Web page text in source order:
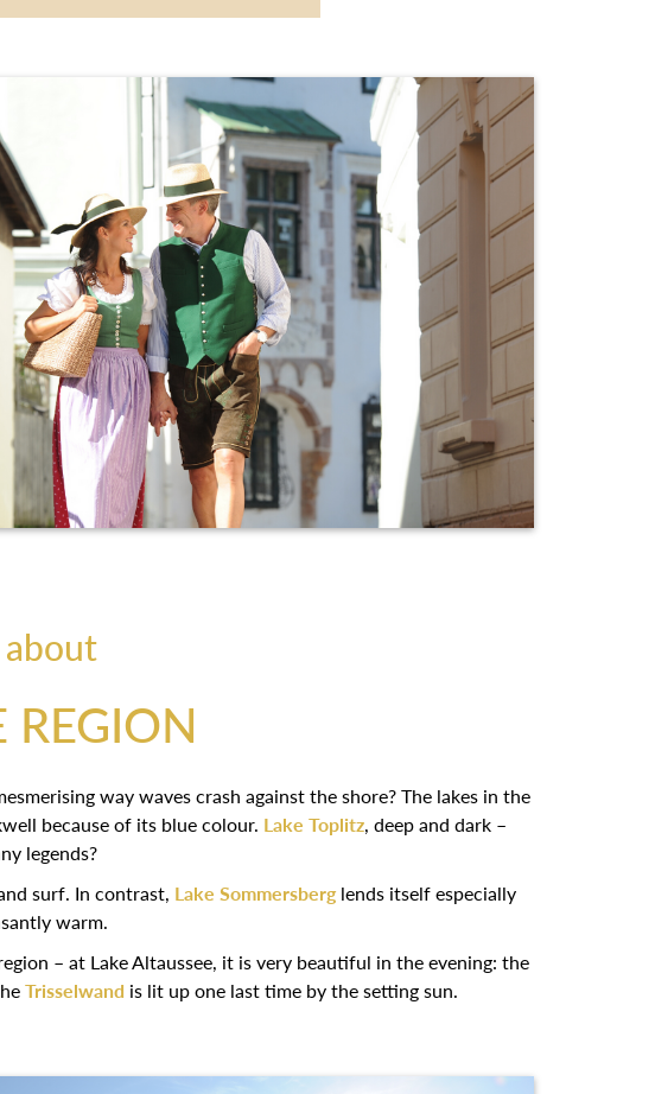
REGION
way waves crash against the shore? The lakes in the
because of its blue colour. Lake Toplitz, deep and dark –
legends?
surf. In contrast, Lake Sommersberglends itself especially
warm.
– at Lake Altaussee, it is very beautiful in the evening: the
Trisselwand is lit up one last time by the setting sun.